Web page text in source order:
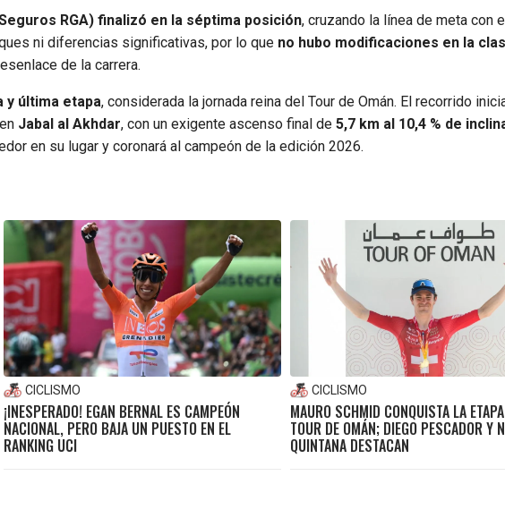
RGA) finalizó en la séptima posición, cruzando la línea de meta con
ni diferencias significativas, por lo que no hubo modificaciones en la
de la carrera.
y última etapa, considerada la jornada reina del Tour de Omán. El recorrido
Jabal al Akhdar, con un exigente ascenso final de 5,7 km al 10,4 % de
en su lugar y coronará al campeón de la edición 2026.
CICLISMO
¡INESPERADO! EGAN BERNAL ES CAMPEÓN
NACIONAL, PERO BAJA UN PUESTO EN EL
RANKING UCI
CICLISMO
MAURO SCHMID CONQUISTA LA
TOUR DE OMÁN; DIEGO PESCADOR Y
QUINTANA DESTACAN